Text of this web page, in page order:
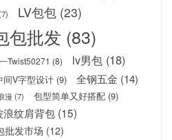
LV包包 (23)
包批发 (83)
Twist50271 (8) lv男包 (18)
间V字型设计 (9) 全钢五金 (14)
漫 (7) 包型简单又好搭配 (9)
纹肩背包 (15)
批发市场 (12)